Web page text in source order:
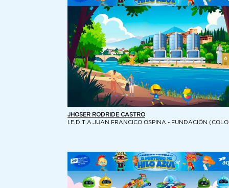
JHOSER RODRIDE CASTRO
I.E.D.T.A.JUAN FRANCICO OSPINA - FUNDACIÓN